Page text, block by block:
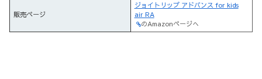
販売ページ
ジョイトリップ アドバンス for kids
air RA
のAmazonページへ